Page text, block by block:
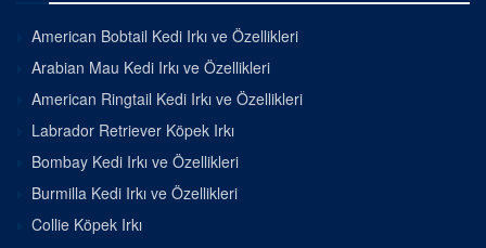
American Bobtail Kedi Irkı ve Özellikleri
Arabian Mau Kedi Irkı ve Özellikleri
American Ringtail Kedi Irkı ve Özellikleri
Labrador Retriever Köpek Irkı
Bombay Kedi Irkı ve Özellikleri
Burmilla Kedi Irkı ve Özellikleri
Collie Köpek Irkı